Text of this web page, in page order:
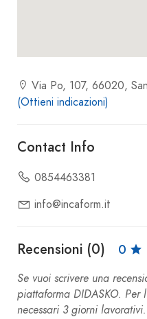
Via Po, 107, 66020,
(Ottieni indicazioni)
Contact Info
0854463381
info@incaform.it
Recensioni (0) 0
Se vuoi scrivere una
piattaforma DIDASKO. Per
necessari 3 giorni